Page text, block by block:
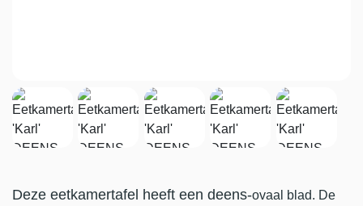
Deze eetkamertafel heeft een deens-ovaal blad. De